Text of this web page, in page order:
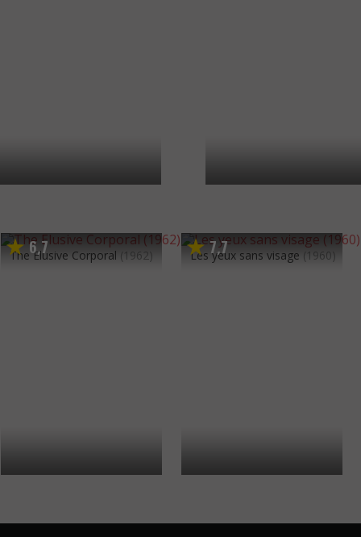
6,7
The Elusive Corporal (1962) 7,7
Les yeux sans visage (1960)